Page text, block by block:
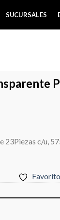
SUCURSALES
23Piezas c/u,